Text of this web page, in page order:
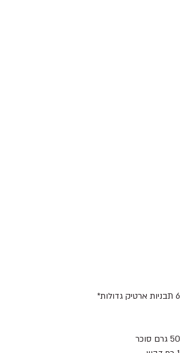
6 תבניות ארטיק גדולות*
50 גרם סוכר